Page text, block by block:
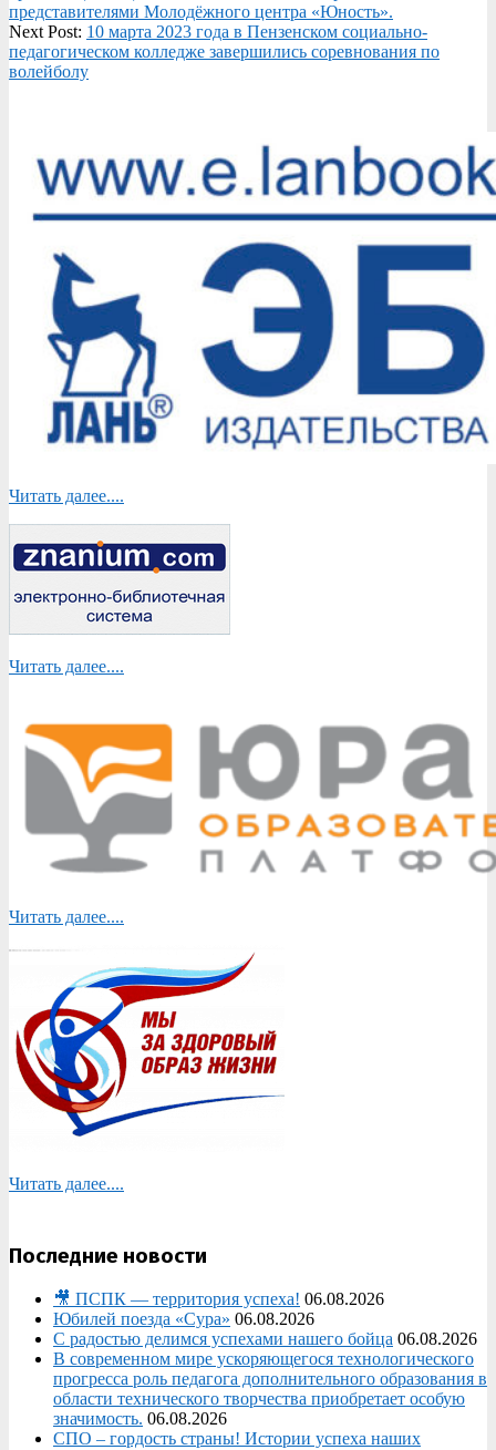
13
представителями Молодёжного центра «Юность».
Next Post: 10 марта 2023 года в Пензенском социально-
педагогическом колледже завершились соревнования по
волейболу
Читать далее....
Читать далее....
Читать далее....
Читать далее....
Последние новости
🎥 ПСПК — территория успеха! 06.08.2026
Юбилей поезда «Сура» 06.08.2026
С радостью делимся успехами нашего бойца 06.08.2026
В современном мире ускоряющегося технологического
прогресса роль педагога дополнительного образования в
области технического творчества приобретает особую
значимость. 06.08.2026
СПО – гордость страны! Истории успеха наших